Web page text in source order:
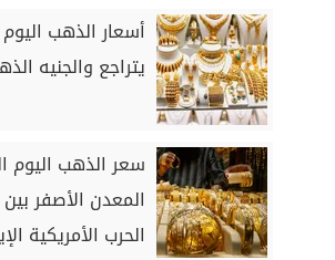
يتراجع والجنيه
سعر الذهب
المعدن الأصفر
الحرب الأمريكية